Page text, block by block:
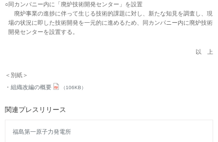
○同カンパニー内に「廃炉技術開発センター」を設置
廃炉事業の進捗に伴って生じる技術的課題に対し、新たな知見を調査し、現
場の状況に即した技術開発を一元的に進めるため、同カンパニー内に廃炉技術
開発センターを設置する。
以 上
＜別紙＞
組織改編の概要
（106KB）
関連プレスリリース
福島第一原子力発電所